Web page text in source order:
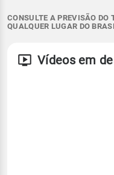
CONSULTE A PREVISÃO DO
QUALQUER LUGAR DO
Vídeos em